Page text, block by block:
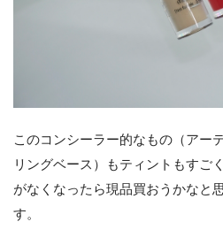
このコンシーラー的なもの（アー
リングベース）もティントもすご
がなくなったら現品買おうかなと
す。